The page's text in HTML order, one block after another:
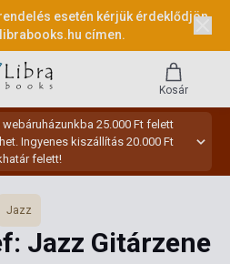
esetén kérjük érdeklődjön
címen.
25.000 Ft felett
Ingyenes kiszállítás 20.000 Ft
felett!
Kosár
Jazz
Jazz Gitárzene